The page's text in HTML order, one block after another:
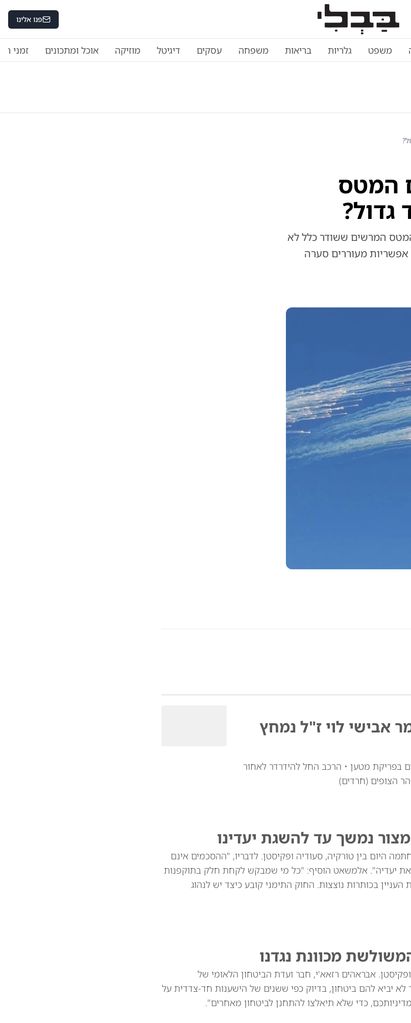
פנו אלינו
משפט גלריות בריאות משפחה עסקים דיגיטל מוזיקה אוכל ומתכונים זמני
המטס
גדול?
המרשים ששודר כלל לא
אפשריות מעוררים סערה
אבישי לוי ז"ל נמחץ
מרכבו לסייע לנוסעים בפריקת מטען • הרכב החל להידרדר לאחור
הצופים (חרדים)
נמשך עד להשגת יעדינו
היום בין טורקיה, סעודיה ופקיסטן. לדבריו, "ההסכמים אינם
יעדיה". אלמשאט הוסיף: "כל מי שמבקש לקחת חלק בתוקפנות
גם אם יעטוף את העניין בכותרות נוצצות. החוק התימני קובע כיצד יש לנהוג
מכוונת נגדנו
אבראהים רזאא'י, חבר ועדת הביטחון הלאומי של
יביא להם ביטחון, בדיוק כפי ששנים של הישענות חד-צדדית על
כדי שלא תיאלצו להתחנן לביטחון מאחרים".